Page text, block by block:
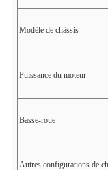
Modèle de châssis
Puissance du moteur
Basse-roue
Autres configurations de